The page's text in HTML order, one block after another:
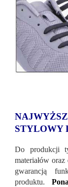
STYLOWY
Do produkcji
materiałów
gwarancją
produktu.